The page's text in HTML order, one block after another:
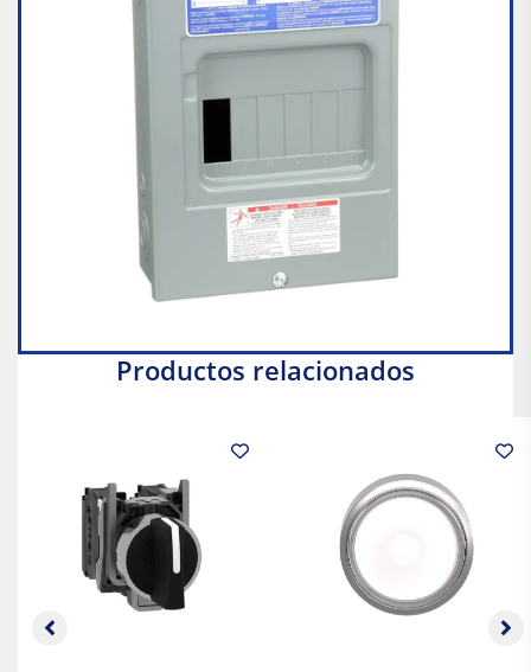
Productos relacionados